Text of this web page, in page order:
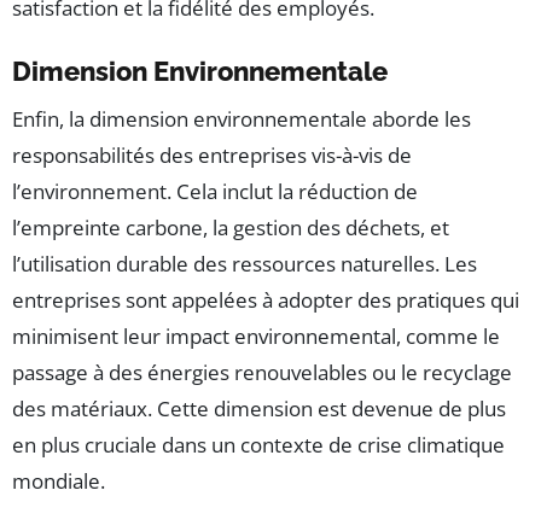
satisfaction et la fidélité des employés.
Dimension Environnementale
Enfin, la dimension environnementale aborde les
responsabilités des entreprises vis-à-vis de
l’environnement. Cela inclut la réduction de
l’empreinte carbone, la gestion des déchets, et
l’utilisation durable des ressources naturelles. Les
entreprises sont appelées à adopter des pratiques qui
minimisent leur impact environnemental, comme le
passage à des énergies renouvelables ou le recyclage
des matériaux. Cette dimension est devenue de plus
en plus cruciale dans un contexte de crise climatique
mondiale.